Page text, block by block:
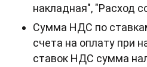
накладная", "Расход
Сумма НДС по
счета на оплату при
ставок НДС сумма